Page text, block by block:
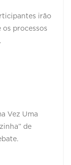
irão
processos
Vez Uma
de